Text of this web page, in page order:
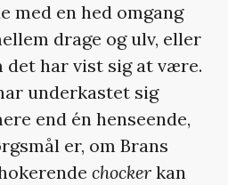
med en hed omgang
drage og ulv, eller
det har vist sig at være.
underkastet sig
end én henseende,
er, om Brans
chockerkan